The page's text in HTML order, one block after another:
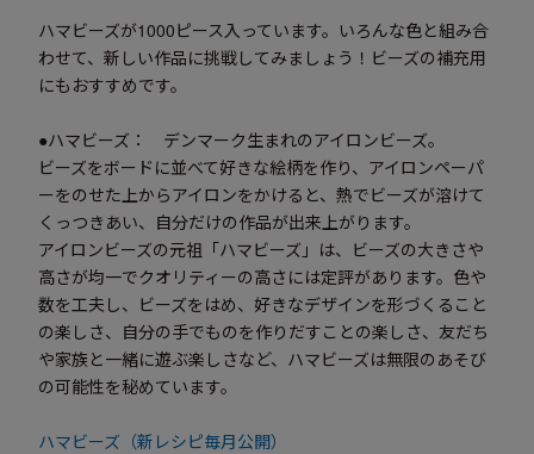
ハマビーズが1000ピース入っています。いろんな色と組み合
わせて、新しい作品に挑戦してみましょう！ビーズの補充用
にもおすすめです。
●ハマビーズ： デンマーク生まれのアイロンビーズ。
ビーズをボードに並べて好きな絵柄を作り、アイロンペーパ
ーをのせた上からアイロンをかけると、熱でビーズが溶けて
くっつきあい、自分だけの作品が出来上がります。
アイロンビーズの元祖「ハマビーズ」は、ビーズの大きさや
高さが均一でクオリティーの高さには定評があります。色や
数を工夫し、ビーズをはめ、好きなデザインを形づくること
の楽しさ、自分の手でものを作りだすことの楽しさ、友だち
や家族と一緒に遊ぶ楽しさなど、ハマビーズは無限のあそび
の可能性を秘めています。
ハマビーズ（新レシピ毎月公開）